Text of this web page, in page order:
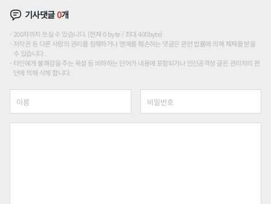
기사댓글0개
200자까지 쓰실 수 있습니다. (현재 0 byte / 최대 400byte)
저작권 등 다른 사람의 권리를 침해하거나 명예를 훼손하는 댓글은 관련 법률에 의해 제재를 받을
수 있습니다.
타인에게 불쾌감을 주는 욕설 등 비하하는 단어가 내용에 포함되거나 인신공격성 글은 관리자의 판
단에 의해 삭제 합니다.